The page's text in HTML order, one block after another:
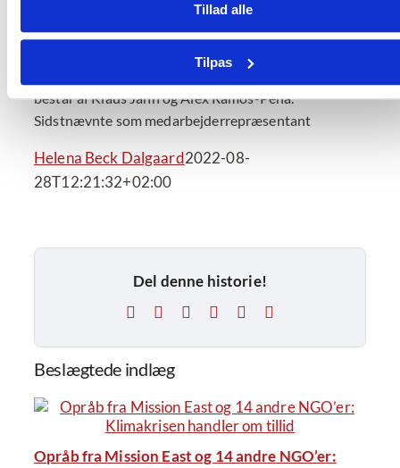
Tillad alle
Tilpas
at vise barmhjertighed i verden.
På årsmødet blev Torben Andersen, Christian Nolsøe
og Pia Jerslund genvalgt til bestyrelsen, som i øvrigt
består af Klaus Jahn og Alex Ramos-Peña.
Sidstnævnte som medarbejderrepræsentant
Helena Beck Dalgaard2022-08-
28T12:21:32+02:00
Del denne historie!
Facebook LinkedInTumblrPinterest
Beslægtede indlæg
Opråb fra Mission East og 14 andre NGO’er: